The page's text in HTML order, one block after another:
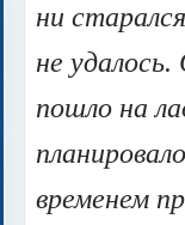
ни
не
пошло на
временем